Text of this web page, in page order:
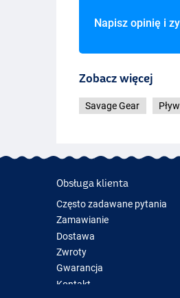
Napisz opinię i
Zobacz więcej
Savage Gear
Obsługa klienta
Często zadawane pytania
Zamawianie
Dostawa
Zwroty
Gwarancja
Kontakt